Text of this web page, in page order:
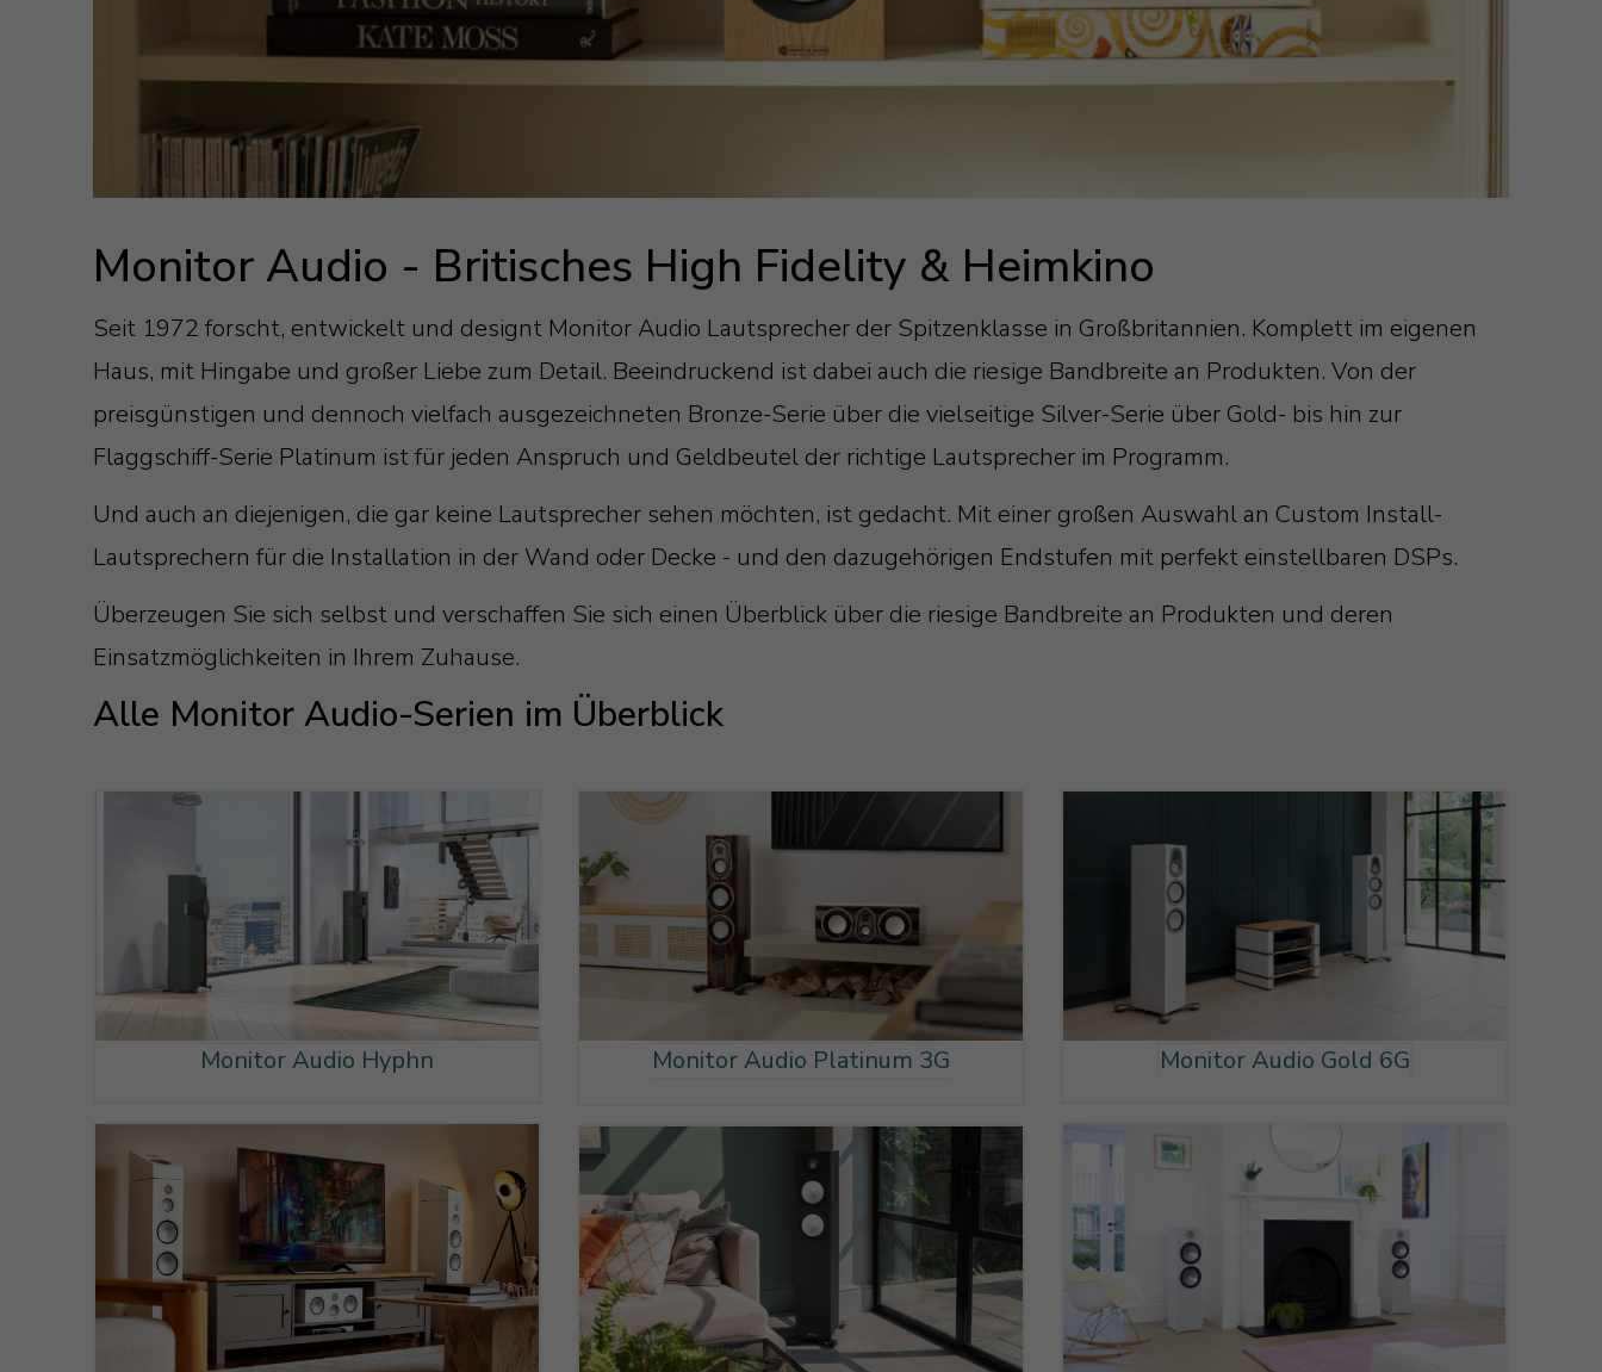
Monitor Audio - Britisches High Fidelity & Heimkino
Seit 1972 forscht, entwickelt und designt Monitor Audio Lautsprecher der Spitzenklasse in Großbritannien. Komplett im eigenen
Haus, mit Hingabe und großer Liebe zum Detail. Beeindruckend ist dabei auch die riesige Bandbreite an Produkten. Von der
preisgünstigen und dennoch vielfach ausgezeichneten Bronze-Serie über die vielseitige Silver-Serie über Gold- bis hin zur
Flaggschiff-Serie Platinum ist für jeden Anspruch und Geldbeutel der richtige Lautsprecher im Programm.
Und auch an diejenigen, die gar keine Lautsprecher sehen möchten, ist gedacht. Mit einer großen Auswahl an Custom Install-
Lautsprechern für die Installation in der Wand oder Decke - und den dazugehörigen Endstufen mit perfekt einstellbaren DSPs.
Überzeugen Sie sich selbst und verschaffen Sie sich einen Überblick über die riesige Bandbreite an Produkten und deren
Einsatzmöglichkeiten in Ihrem Zuhause.
Alle Monitor Audio-Serien im Überblick
Monitor Audio Hyphn Monitor Audio Platinum 3G Monitor Audio Gold 6G